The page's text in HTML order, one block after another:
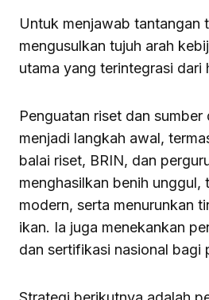
Untuk menjawab tantangan
mengusulkan tujuh arah
utama yang terintegrasi dari
Penguatan riset dan sumber
menjadi langkah awal,
balai riset, BRIN, dan
menghasilkan benih
modern, serta menurunkan
ikan. Ia juga menekankan
dan sertifikasi nasional bagi